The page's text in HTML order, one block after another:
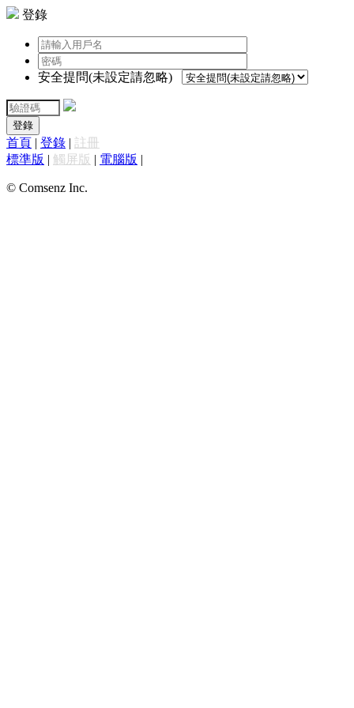
登錄
安全提問(未設定請忽略)
登錄
首頁 | 登錄 | 註冊
標準版 | 觸屏版 | 電腦版 |
© Comsenz Inc.